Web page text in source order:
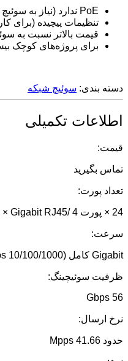
PoE ندارد (نیاز به سوئیچ جدا برای برق دوربین‌ها)
تنظیمات پیچیده (برای
قیمت بالاتر نسبت به
برای پروژه‌های کوچک
دسته بندی: سوئیچ شبکه
اطلاعات تکمیلی
قیمت:
تماس بگیرید
تعداد پورت:
24 × پورت Gigabit RJ45/ 4 × پورت SFP فیبر نوری (uplink)
سرعت:
Gigabit کامل (10/100/1000 Mbps)
ظرفیت سوئیچینگ:
56 Gbps
نرخ ارسال:
حدود 41.66 Mpps